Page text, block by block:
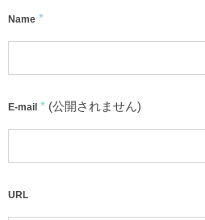
Name *
E-mail * (公開されません)
URL